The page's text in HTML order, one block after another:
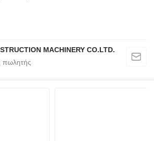
MACHINERY CO.LTD.